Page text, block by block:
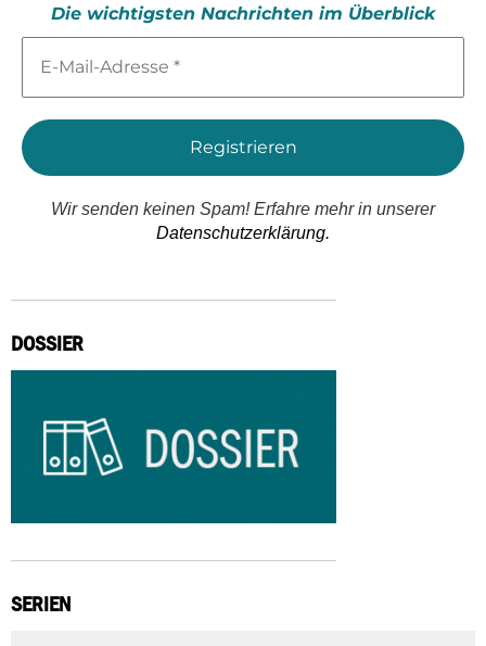
Die wichtigsten Nachrichten im Überblick
Mail-
*
Wir senden keinen Spam! Erfahre mehr in unserer
Datenschutzerklärung.
DOSSIER
SERIEN